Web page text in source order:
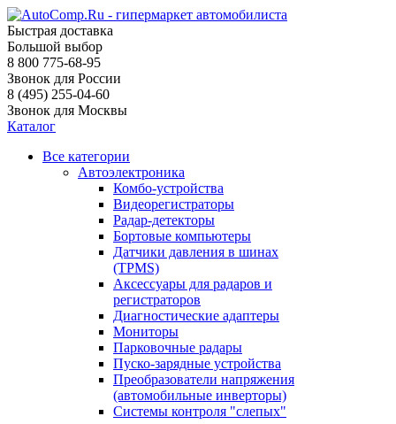
Быстрая доставка
Большой выбор
8 800 775-68-95
Звонок для России
8 (495) 255-04-60
Звонок для Москвы
Каталог
Все категории
Автоэлектроника
Комбо-устройства
Видеорегистраторы
Радар-детекторы
Бортовые компьютеры
Датчики давления в шинах
(TPMS)
Аксессуары для радаров и
регистраторов
Диагностические адаптеры
Мониторы
Парковочные радары
Пуско-зарядные устройства
Преобразователи напряжения
(автомобильные инверторы)
Системы контроля "слепых"